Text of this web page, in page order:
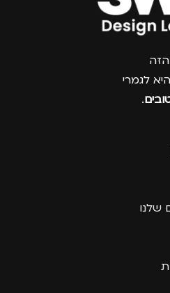
צרפו אותי למועדון
לגמרי
.
שלנו